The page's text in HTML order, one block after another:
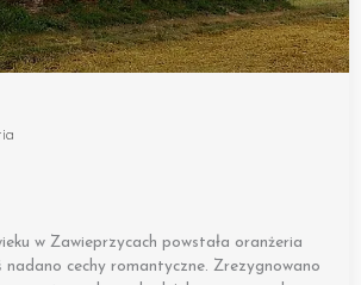
w Zawieprzycach powstała oranżeria
cechy romantyczne. Zrezygnowano